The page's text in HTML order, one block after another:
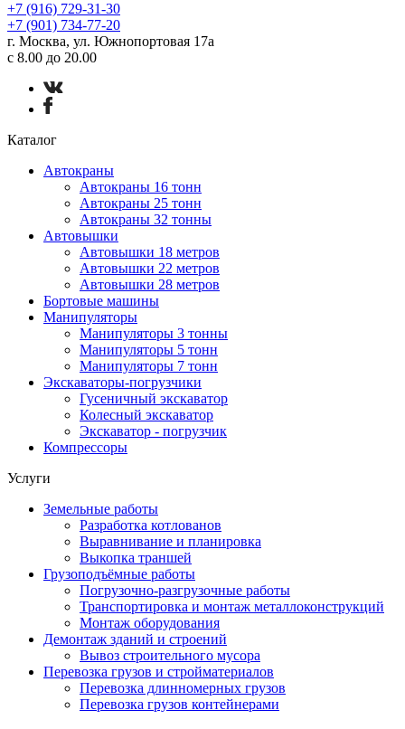
+7 (916) 729-31-30
+7 (901) 734-77-20
г. Москва, ул. Южнопортовая 17а
с 8.00 до 20.00
Каталог
Автокраны
Автокраны 16 тонн
Автокраны 25 тонн
Автокраны 32 тонны
Автовышки
Автовышки 18 метров
Автовышки 22 метров
Автовышки 28 метров
Бортовые машины
Манипуляторы
Манипуляторы 3 тонны
Манипуляторы 5 тонн
Манипуляторы 7 тонн
Экскаваторы-погрузчики
Гусеничный экскаватор
Колесный экскаватор
Экскаватор - погрузчик
Компрессоры
Услуги
Земельные работы
Разработка котлованов
Выравнивание и планировка
Выкопка траншей
Грузоподъёмные работы
Погрузочно-разгрузочные работы
Транспортировка и монтаж металлоконструкций
Монтаж оборудования
Демонтаж зданий и строений
Вывоз строительного мусора
Перевозка грузов и стройматериалов
Перевозка длинномерных грузов
Перевозка грузов контейнерами